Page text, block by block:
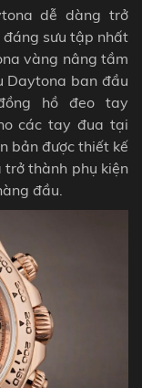
dễ dàng trở
sưu tập nhất
vàng nâng tầm
Daytona ban đầu
hồ đeo tay
các tay đua tại
bản được thiết kế
thành phụ kiện
đầu.